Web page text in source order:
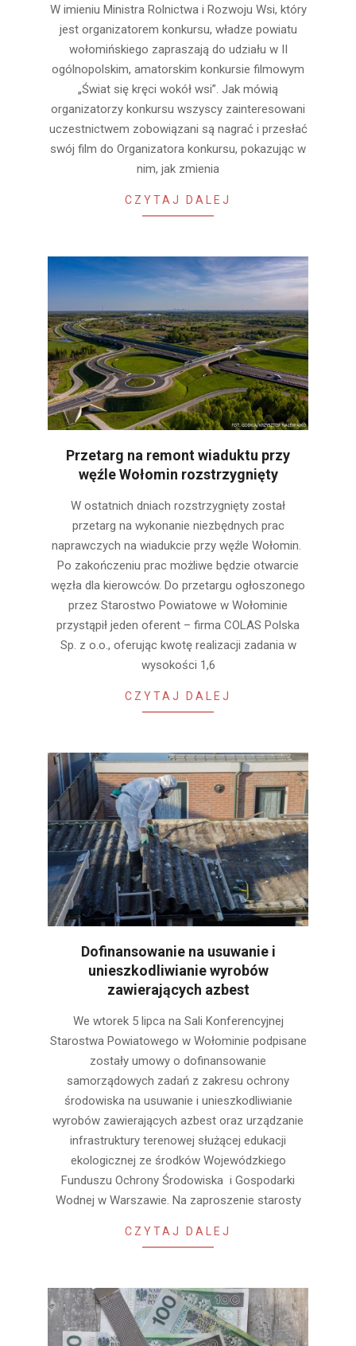
09-
06
W imieniu Ministra Rolnictwa i Rozwoju Wsi, który
jest organizatorem konkursu, władze powiatu
wołomińskiego zapraszają do udziału w II
ogólnopolskim, amatorskim konkursie filmowym
„Świat się kręci wokół wsi”. Jak mówią
organizatorzy konkursu wszyscy zainteresowani
uczestnictwem zobowiązani są nagrać i przesłać
swój film do Organizatora konkursu, pokazując w
nim, jak zmienia
CZYTAJ DALEJ
Przetarg na remont wiaduktu przy
węźle Wołomin rozstrzygnięty
W ostatnich dniach rozstrzygnięty został
przetarg na wykonanie niezbędnych prac
naprawczych na wiadukcie przy węźle Wołomin.
Po zakończeniu prac możliwe będzie otwarcie
węzła dla kierowców. Do przetargu ogłoszonego
przez Starostwo Powiatowe w Wołominie
przystąpił jeden oferent – firma COLAS Polska
Sp. z o.o., oferując kwotę realizacji zadania w
wysokości 1,6
CZYTAJ DALEJ
Dofinansowanie na usuwanie i
unieszkodliwianie wyrobów
zawierających azbest
03
We wtorek 5 lipca na Sali Konferencyjnej
Starostwa Powiatowego w Wołominie podpisane
zostały umowy o dofinansowanie
samorządowych zadań z zakresu ochrony
środowiska na usuwanie i unieszkodliwianie
wyrobów zawierających azbest oraz urządzanie
infrastruktury terenowej służącej edukacji
ekologicznej ze środków Wojewódzkiego
Funduszu Ochrony Środowiska i Gospodarki
Wodnej w Warszawie. Na zaproszenie starosty
CZYTAJ DALEJ